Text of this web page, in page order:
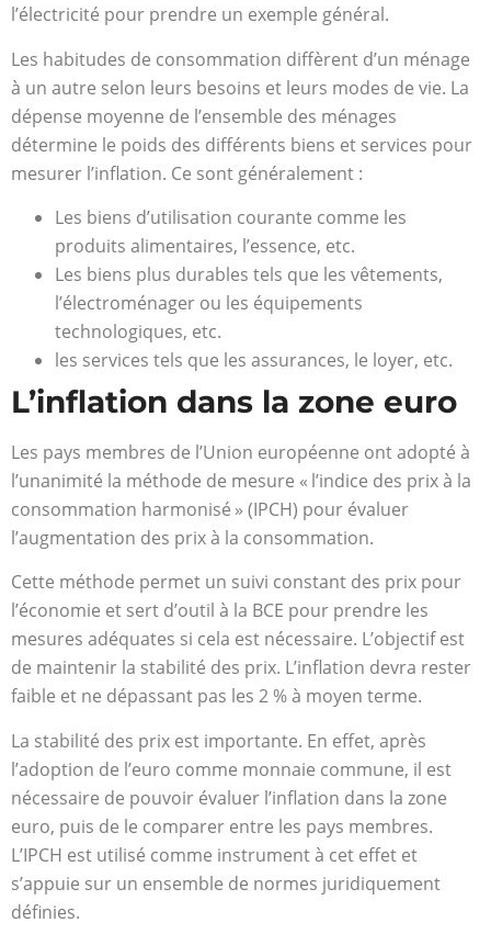
l’électricité pour prendre un exemple général.
Les habitudes de consommation diffèrent d’un ménage
à un autre selon leurs besoins et leurs modes de vie. La
dépense moyenne de l’ensemble des ménages
détermine le poids des différents biens et services pour
mesurer l’inflation. Ce sont généralement :
Les biens d’utilisation courante comme les
produits alimentaires, l’essence, etc.
Les biens plus durables tels que les vêtements,
l’électroménager ou les équipements
technologiques, etc.
les services tels que les assurances, le loyer, etc.
L’inflation dans la zone euro
Les pays membres de l’Union européenne ont adopté à
l’unanimité la méthode de mesure « l’indice des prix à la
consommation harmonisé » (IPCH) pour évaluer
l’augmentation des prix à la consommation.
Cette méthode permet un suivi constant des prix pour
l’économie et sert d’outil à la BCE pour prendre les
mesures adéquates si cela est nécessaire. L’objectif est
de maintenir la stabilité des prix. L’inflation devra rester
faible et ne dépassant pas les 2 % à moyen terme.
La stabilité des prix est importante. En effet, après
l’adoption de l’euro comme monnaie commune, il est
nécessaire de pouvoir évaluer l’inflation dans la zone
euro, puis de le comparer entre les pays membres.
L’IPCH est utilisé comme instrument à cet effet et
s’appuie sur un ensemble de normes juridiquement
définies.